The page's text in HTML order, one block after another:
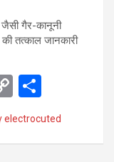
गैर-कानूनी
की तत्काल जानकारी
C
o
py
h
ar
electrocuted